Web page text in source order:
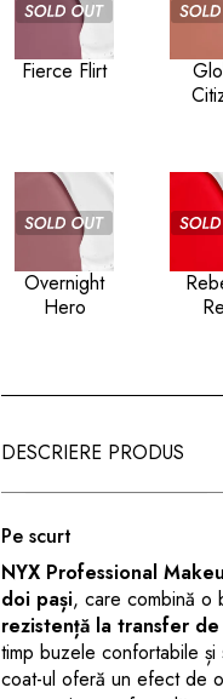
Fierce Flirt
Overnight
Hero
DESCRIERE PRODUS
Pe scurt
NYX Professional
doi pași, care combină o
rezistență la transfer
timp buzele confortabile
coat-ul oferă un efect de